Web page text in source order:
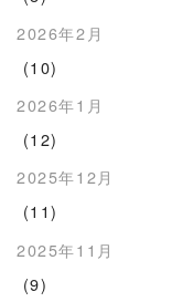
2026年2月
(10)
2026年1月
(12)
2025年12月
(11)
2025年11月
(9)